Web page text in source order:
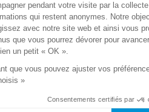
ou
150
ou